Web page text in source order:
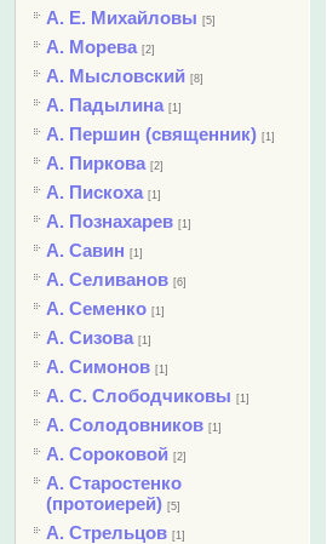
А. Е. Михайловы [5]
А. Морева [2]
А. Мысловский [8]
А. Падылина [1]
А. Першин (священник) [1]
А. Пиркова [2]
А. Пискоха [1]
А. Познахарев [1]
А. Савин [1]
А. Селиванов [6]
А. Семенко [1]
А. Сизова [1]
А. Симонов [1]
А. С. Слободчиковы [1]
А. Солодовников [1]
А. Сороковой [2]
А. Старостенко
(протоиерей) [5]
А. Стрельцов [1]